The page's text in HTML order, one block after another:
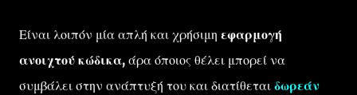
Είναι λοιπόν μία απλή και χρήσιμη εφαρμογή
ανοιχτού κώδικα, άρα όποιος θέλει μπορεί να
συμβάλει στην ανάπτυξή του και διατίθεται δωρεάν